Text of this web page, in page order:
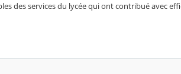
des services du lycée qui ont contribué avec